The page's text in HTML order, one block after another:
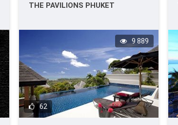
THE PAVILIONS PHUKET
62
9 889